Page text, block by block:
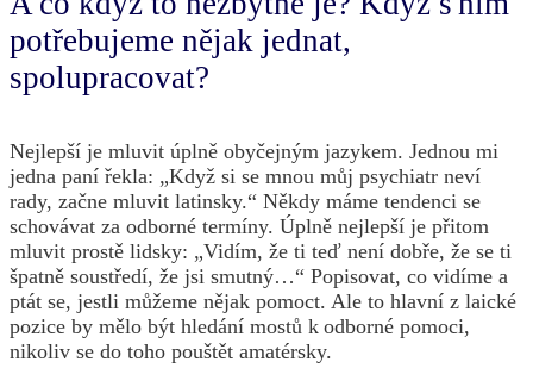
potřebujeme nějak jednat,
spolupracovat?
Nejlepší je mluvit úplně obyčejným jazykem. Jednou mi
jedna paní řekla: „Když si se mnou můj psychiatr neví
rady, začne mluvit latinsky.“ Někdy máme tendenci se
schovávat za odborné termíny. Úplně nejlepší je přitom
mluvit prostě lidsky: „Vidím, že ti teď není dobře, že se ti
špatně soustředí, že jsi smutný…“ Popisovat, co vidíme a
ptát se, jestli můžeme nějak pomoct. Ale to hlavní z laické
pozice by mělo být hledání mostů k odborné pomoci,
nikoliv se do toho pouštět amatérsky.